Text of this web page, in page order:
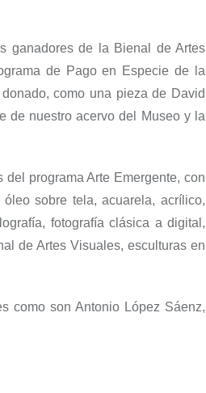
ganadores de la Bienal de Artes
de Pago en Especie de la
como una pieza de David
de nuestro acervo del Museo y la
programa Arte Emergente, con
sobre tela, acuarela, acrílico,
fotografía clásica a digital,
de Artes Visuales, esculturas en
como son Antonio López Sáenz,